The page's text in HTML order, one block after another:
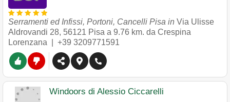
Serramenti ed Infissi, Portoni, Cancelli Pisa in Via Ulisse
Aldrovandi 28, 56121 Pisa a 9.76 km. da Crespina
Lorenzana | +39 3209771591
Windoors di Alessio Ciccarelli